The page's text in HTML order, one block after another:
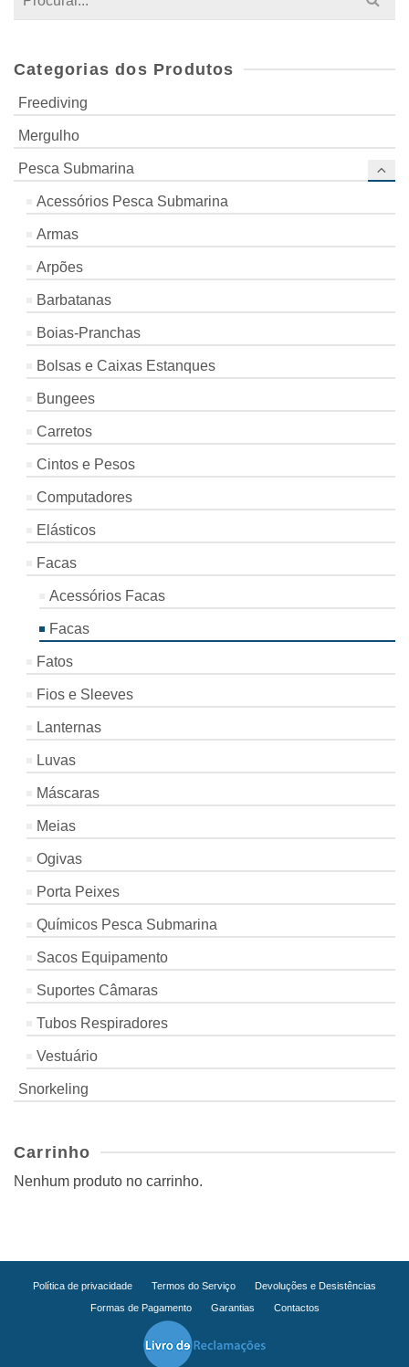
Categorias dos Produtos
Freediving
Mergulho
Pesca Submarina
Acessórios Pesca Submarina
Armas
Arpões
Barbatanas
Boias-Pranchas
Bolsas e Caixas Estanques
Bungees
Carretos
Cintos e Pesos
Computadores
Elásticos
Facas
Acessórios Facas
Facas
Fatos
Fios e Sleeves
Lanternas
Luvas
Máscaras
Meias
Ogivas
Porta Peixes
Químicos Pesca Submarina
Sacos Equipamento
Suportes Câmaras
Tubos Respiradores
Vestuário
Snorkeling
Carrinho
Nenhum produto no carrinho.
Política de privacidade Termos do Serviço
Devoluções e Desistências
Formas de Pagamento
Garantias Contactos